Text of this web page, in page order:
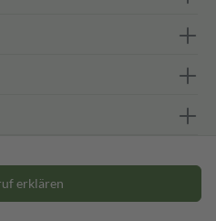
erklären